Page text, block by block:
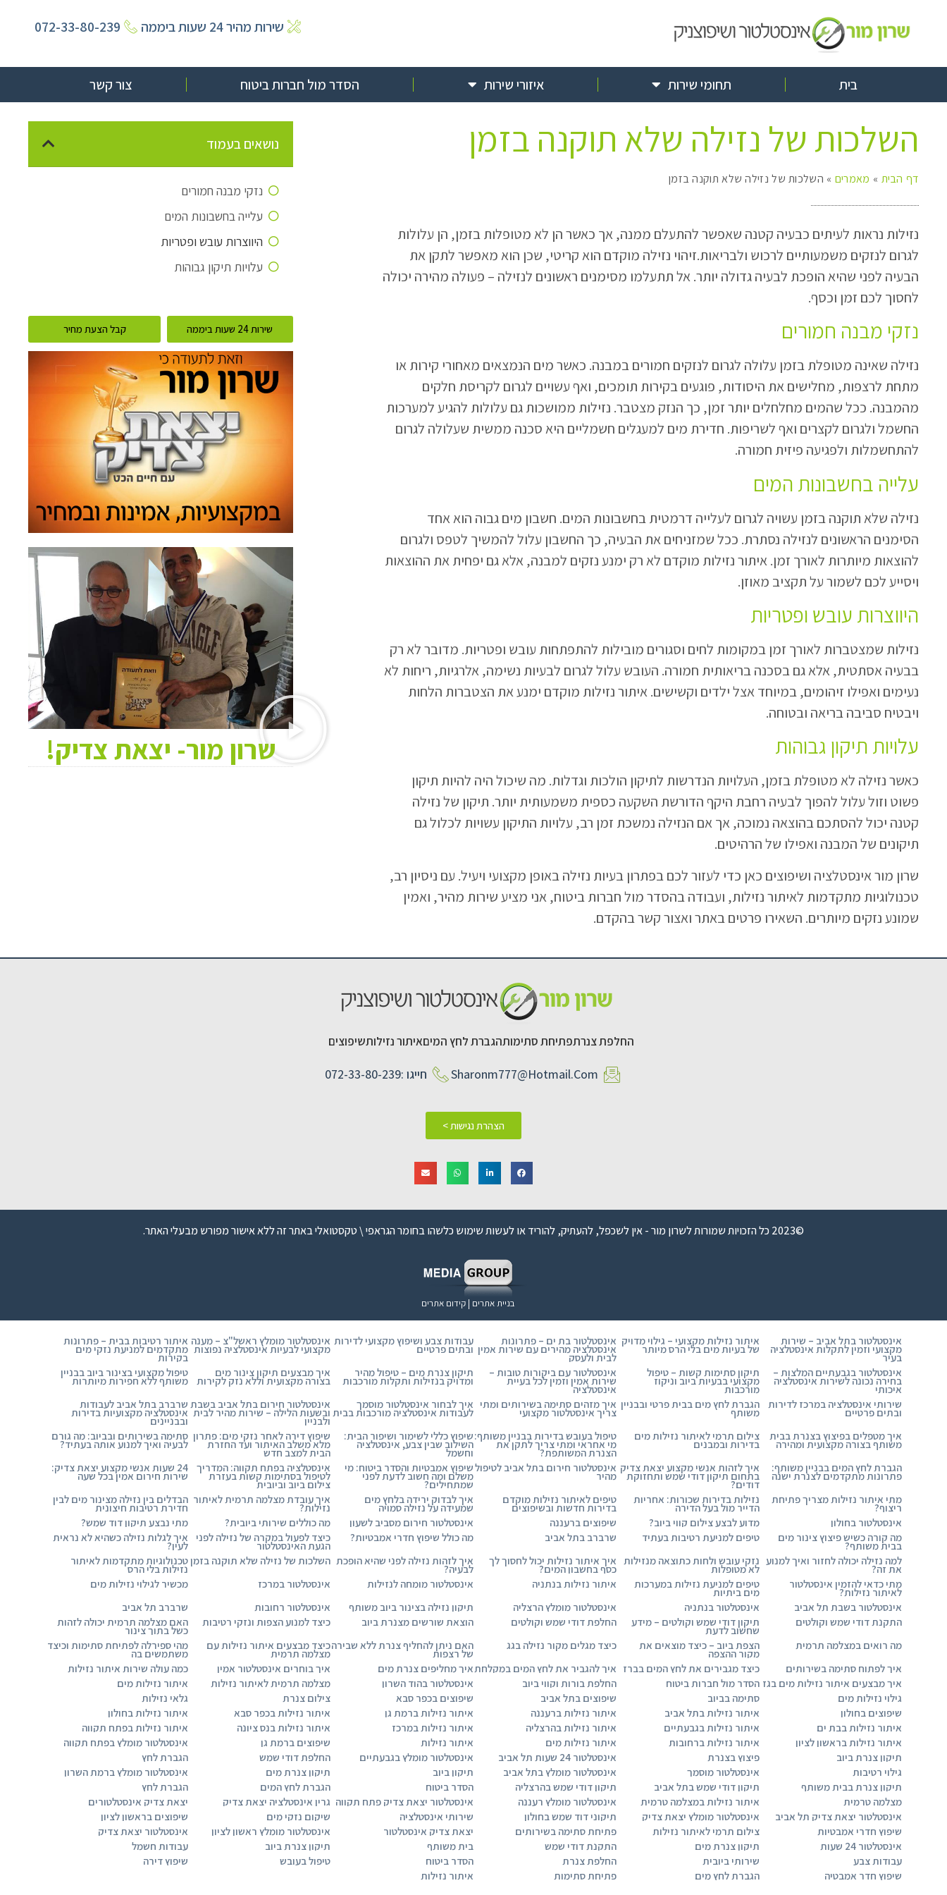
שירות מהיר 24 שעות ביממה 072-33-80-239
בית תחומי שירות איזורי שירות הסדר מול חברות ביטוח צור קשר
השלכות של נזילה שלא תוקנה בזמן
דף הבית » מאמרים » השלכות של נזילה שלא תוקנה בזמן
נזילות נראות לעיתים כבעיה קטנה שאפשר להתעלם ממנה, אך כאשר הן לא מטופלות בזמן, הן עלולות
לגרום לנזקים משמעותיים לרכוש ולבריאות.זיהוי נזילה מוקדם הוא קריטי, שכן הוא מאפשר לתקן את
הבעיה לפני שהיא הופכת לבעיה גדולה יותר. אל תתעלמו מסימנים ראשונים לנזילה – פעולה מהירה יכולה
לחסוך לכם זמן וכסף.
נזקי מבנה חמורים
נזילה שאינה מטופלת בזמן עלולה לגרום לנזקים חמורים במבנה. כאשר מים הנמצאים מאחורי קירות או
מתחת לרצפות, מחלישים את היסודות, פוגעים בקירות תומכים, ואף עשויים לגרום לקריסת חלקים
מהמבנה. ככל שהמים מחלחלים יותר זמן, כך הנזק מצטבר. נזילות ממושכות גם עלולות להגיע למערכות
החשמל ולגרום לקצרים ואף לשריפות. חדירת מים למעגלים חשמליים היא סכנה ממשית שעלולה לגרום
להתחשמלות ולפגיעה פיזית חמורה.
עלייה בחשבונות המים
נזילה שלא תוקנה בזמן עשויה לגרום לעלייה דרמטית בחשבונות המים. חשבון מים גבוה הוא אחד
הסימנים הראשונים לנזילה נסתרת. ככל שמזניחים את הבעיה, כך החשבון עלול להמשיך לטפס ולגרום
להוצאות מיותרות לאורך זמן. איתור נזילות מוקדם לא רק ימנע נזקים למבנה, אלא גם יפחית את ההוצאות
ויסייע לכם לשמור על תקציב מאוזן.
היווצרות עובש ופטריות
נזילות שמצטברות לאורך זמן במקומות לחים וסגורים מובילות להתפתחות עובש ופטריות. מדובר לא רק
בבעיה אסתטית, אלא גם בסכנה בריאותית חמורה. העובש עלול לגרום לבעיות נשימה, אלרגיות, ריחות לא
נעימים ואפילו זיהומים, במיוחד אצל ילדים וקשישים. איתור נזילות מוקדם ימנע את הצטברות הלחות
ויבטיח סביבה בריאה ובטוחה.
עלויות תיקון גבוהות
כאשר נזילה לא מטופלת בזמן, העלויות הנדרשות לתיקון הולכות וגדלות. מה שיכול היה להיות תיקון
פשוט וזול עלול להפוך לבעיה רחבת היקף הדורשת השקעה כספית משמעותית יותר. תיקון של נזילה
קטנה יכול להסתכם בהוצאה נמוכה, אך אם הנזילה נמשכת זמן רב, עלויות התיקון עשויות לכלול גם
תיקונים של המבנה ואפילו של הרהיטים.
שרון מור אינסטלציה ושיפוצים כאן כדי לעזור לכם בפתרון בעיות נזילה באופן מקצועי ויעיל. עם ניסיון רב,
טכנולוגיות מתקדמות לאיתור נזילות, ועבודה בהסדר מול חברות ביטוח, אני מציע שירות מהיר, ואמין
שמונע נזקים מיותרים. השאירו פרטים באתר ואצור קשר בהקדם.
נושאים בעמוד
נזקי מבנה חמורים
עלייה בחשבונות המים
היווצרות עובש ופטריות
עלויות תיקון גבוהות
שירות 24 שעות ביממה קבל הצעת מחיר
שרון מור- יצאת צדיק!
החלפת צנרתפתיחת סתימותהגברת לחץ המיםאיתור נזילותשיפוצים
Sharonm777@hotmail.com חייגו :072-33-80-239
הצהרת נגישות >
©2023 כל הזכויות שמורות לשרון מור - אין לשכפל, להעתיק, להוריד או לעשות שימוש כלשהו בחומר הגראפי \ טקסטואלי באתר זה ללא אישור מפורש מבעלי האתר.
בניית אתרים | קידום אתרים
אינסטלטור בתל אביב – שירות
מקצועי וזמין לתקלות אינסטלציה
בעיר
איתור נזילות מקצועי – גילוי מדויק
של בעיות מים בלי הרס מיותר
אינסטלטור בת ים – פתרונות
אינסטלציה מהירים עם שירות אמין
לבית ולעסק
עבודות צבע ושיפוץ מקצועי לדירות
ובתים פרטיים
אינסטלטור מומלץ ראשל"צ – מענה
מקצועי לבעיות אינסטלציה נפוצות
איתור רטיבות בבית – פתרונות
מתקדמים למניעת נזקי מים
בקירות
אינסטלטור בגבעתיים המלצות –
בחירה נכונה לשירות אינסטלציה
איכותי
תיקון סתימות קשות – טיפול
מקצועי בבעיות ביוב וניקוז
מורכבות
אינסטלטור עם ביקורות טובות –
שירות אמין וזמין לכל בעיית
אינסטלציה
תיקון צנרת מים – טיפול מהיר
ומדויק בנזילות ותקלות מורכבות
איך מבצעים תיקון צינור מים
בצורה מקצועית וללא נזק לקירות
טיפול מקצועי בצינור ביוב בבניין
משותף ללא חפירות מיותרות
שירותי אינסטלציה במרכז לדירות
ובתים פרטיים
הגברת לחץ מים בבית פרטי ובבניין
משותף
איך מזהים סתימה בשירותים ומתי
צריך אינסטלטור מקצועי
איך לבחור אינסטלטור מוסמך
לעבודות אינסטלציה מורכבות בבית
אינסטלטור חירום בתל אביב בשבת
ובשעות הלילה – שירות מהיר לבית
ולבניין
שרברב בתל אביב לעבודות
אינסטלציה מקצועיות בדירות
ובבניינים
איך מטפלים בפיצוץ בצנרת בבית
משותף בצורה מקצועית ומהירה
צילום תרמי לאיתור נזילות מים
בדירות ובמבנים
טיפול בעובש בדירות בבניין משותף:
מי אחראי ומתי צריך לתקן את
הצנרת המשותפת?
שיפוץ כללי לשימור ושיפור הבית:
השילוב שבין צבע, אינסטלציה
וחשמל
שיפוץ דירה לאחר נזקי מים: פתרון
מלא משלב האיתור ועד החזרת
הבית למצב חדש
סתימה בשירותים ובביוב: מה גורם
לבעיה ואיך למנוע אותה בעתיד?
הגברת לחץ המים בבניין משותף:
פתרונות מתקדמים לצנרת ישנה
איך לזהות אנשי מקצוע יצאת צדיק
בתחום תיקון דודי שמש ותחזוקת
דודים?
אינסטלטור חירום בתל אביב לטיפול
מהיר
שיפוץ אמבטיות והסדר ביטוח: מי
משלם ומה חשוב לדעת לפני
שמתחילים?
אינסטלציה בפתח תקווה: המדריך
לטיפול בסתימות קשות בעזרת
צילום ביוב וביובית
24 שעות אנשי מקצוע יצאת צדיק:
שירות חירום אמין בכל שעה
מתי איתור נזילות מצריך פתיחת
ריצוף?
נזילות בדירות שכורות: אחריות
הדייר מול בעל הדירה
טיפים לאיתור נזילות מוקדם
בדירות חדשות ובשיפוצים
איך לבדוק ירידה בלחץ מים
שמעידה על נזילה סמויה
איך עובדת מצלמה תרמית לאיתור
נזילות?
הבדלים בין נזילה מצינור מים לבין
חדירת רטיבות חיצונית
אינסטלטור בחולון
מדוע לבצע צילום קווי ביוב? שיפוצים ברעננה אינסטלטור חירום מסביב לשעון מה כוללים שירותי ביובית?
מתי נבצע תיקון דוד שמש?
מה קורה כשיש פיצוץ צינור מים
בבית משותף?
טיפים למניעת רטיבות בעתיד שרברב בתל אביב מה כולל שיפוץ חדרי אמבטיות? כיצד לפעול במקרה של נזילה לפני
הגעת האינסטלטור
איך לגלות נזילה כשהיא לא נראית
לעין?
למה נזילה יכולה לחזור ואיך למנוע
את זה?
נזקי עובש ולחות כתוצאה מנזילות
לא מטופלות
איך איתור נזילות יכול לחסוך לך
כסף בחשבון המים?
איך לזהות נזילה לפני שהיא הופכת
לבעיה?
השלכות של נזילה שלא תוקנה בזמן טכנולוגיות מתקדמות לאיתור
נזילות בלי הרס
מתי כדאי להזמין אינסטלטור
לאיתור נזילות?
טיפים למניעת נזילות במערכות
מים ביתיות
איתור נזילות בנתניה אינסטלטור מומחה לנזילות אינסטלטור במרכז
מכשיר לגילוי נזילות מים
אינסטלטור בשבת תל אביב
אינסטלטור בנתניה אינסטלטור מומלץ הרצליה תיקון נזילה בצינור ביוב משותף אינסטלטור רחובות
שרברב תל אביב
התקנת דודי שמש וקולטים
תיקון דודי שמש וקולטים – מידע
שחשוב לדעת
החלפת דודי שמש וקולטים הוצאת שורשים מצנרת ביוב כיצד למנוע הצפות ונזקי רטיבות האם מצלמה תרמית יכולה לזהות
כשל בתוך צינור
מה רואים במצלמה תרמית
הצפת ביוב – כיצד מוצאים את
מקור ההצפה
כיצד מגלים מקור נזילה בגג האם ניתן להחליף צנרת ללא שבירה
של רצפות
כיצד מבצעים איתור נזילות עם
מצלמה תרמית
מהי ספירלה לפתיחת סתימות וכיצד
משתמשים בה
איך לפתוח סתימה בשירותים
כיצד מגבירים את לחץ המים בברז איך להגביר את לחץ המים במקלחתאיך מחליפים צנרת מים איך בוחרים אינסטלטור אמין
כמה עולה שירות איתור נזילות
איך מבצעים איתור נזילות מים בגז הסדר מול חברות ביטוח החלפת בורות וקווי ביוב אינסטלטור בהוד השרון מצלמה תרמית לאיתור נזילות
איתור נזילות מים
גילוי נזילות מים
סתימה בביוב שיפוצים בתל אביב שיפוצים בכפר סבא צילום צנרת
גלאי נזילות
שיפוצים בחולון
איתור נזילות בתל אביב איתור נזילות ברעננה איתור נזילות ברמת גן איתור נזילות בכפר סבא
איתור נזילות בחולון
איתור נזילות בבת ים
איתור נזילות בגבעתיים איתור נזילות בהרצליה איתור נזילות במרכז איתור נזילות בנס ציונה
איתור נזילות בפתח תקווה
איתור נזילות בראשון לציון
איתור נזילות ברחובות איתור נזילות מים איתור נזילות שיפוצים ברמת גן
אינסטלטור מומלץ בפתח תקווה
תיקון צנרת ביוב
פיצוץ בצנרת אינסטלטור 24 שעות תל אביב אינסטלטור מומלץ בגבעתיים החלפת דודי שמש
הגברת לחץ
גילוי רטיבות
אינסטלטור מוסמך אינסטלטור מומלץ בתל אביב תיקון ביוב תיקון צנרת מים
אינסטלטור מומלץ ברמת השרון
תיקון צנרת בבית משותף
תיקון דודי שמש בתל אביב תיקון דודי שמש בהרצליה הסדר ביטוח הגברת לחץ המים
הגברת לחץ
מצלמה טרמית
איתור נזילות במצלמה טרמית אינסטלטור מומלץ רעננה אינסטלטור יצאת צדיק פתח תקווה גרין אינסטלציה יצאת צדיק
יצאת צדיק אינסטלטורים
אינסטלטור יצאת צדיק תל אביב
אינסטלטור מומלץ יצאת צדיק תיקוני דוד שמש בחולון שירותי אינסטלציה שיקום נזקי מים
שיפוצים בראשון לציון
שיפוץ חדרי אמבטיות
צילום תרמי לאיתור נזילות פתיחת סתימה בשירותים יצאת צדיק אינסטלטור אינסטלטור מומלץ ראשון לציון
אינסטלטור יצאת צדיק
אינסטלטור 24 שעות
תיקון צנרת מים התקנת דודי שמש בית משותף תיקון צנרת ביוב
עבודות חשמל
עבודות צבע
שירותי ביובית החלפת צנרת הסדר ביטוח טיפול בעובש
שיפוץ דירה
שיפוץ חדר אמבטיה
הגברת לחץ מים פתיחת סתימות איתור נזילות